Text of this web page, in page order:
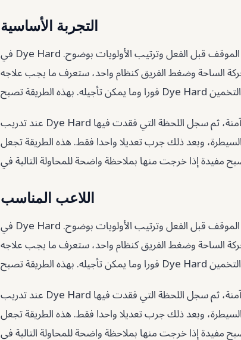
التجربة الأساسية
في Dye Hard لا يكفي أن تتحرك بسرعة. الأهم هو قراءة الموقف قبل الفعل وترتيب الأولويات بوضوح.
الساحة وضغط الفريق كنظام واحد، ستعرف ما يجب علاجه
عند تدريب Dye Hard لا تغير كل العادات في وقت واحد. ثبت بداية آمنة، ثم سجل اللحظة التي فقدت فيها
السيطرة، وبعد ذلك جرب تعديلا واحدا فقط. هذه الطريقة تجعل Dye Hard أسهل في القياس. حتى الجلسة
اللاعب المناسب
في Dye Hard لا يكفي أن تتحرك بسرعة. الأهم هو قراءة الموقف قبل الفعل وترتيب الأولويات بوضوح.
الساحة وضغط الفريق كنظام واحد، ستعرف ما يجب علاجه
عند تدريب Dye Hard لا تغير كل العادات في وقت واحد. ثبت بداية آمنة، ثم سجل اللحظة التي فقدت فيها
السيطرة، وبعد ذلك جرب تعديلا واحدا فقط. هذه الطريقة تجعل Dye Hard أسهل في القياس. حتى الجلسة